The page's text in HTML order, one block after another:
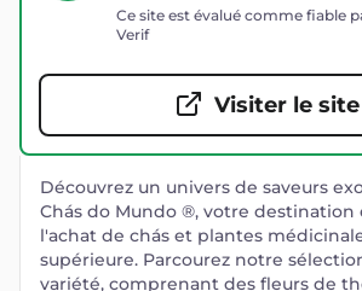
Ce site est évalué comme fiable
Verif
Visiter le site
Découvrez un univers de saveurs
Chás do Mundo ®, votre
l'achat de chás et plantes
supérieure. Parcourez notre
variété, comprenant des fleurs de